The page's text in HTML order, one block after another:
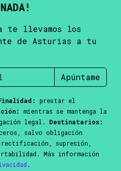
te llevamos los
de Asturias a tu
Apúntame
prestar el
mientras se mantenga la
legal. Destinatarios:
salvo obligación
rectificación, supresión,
Más información
.